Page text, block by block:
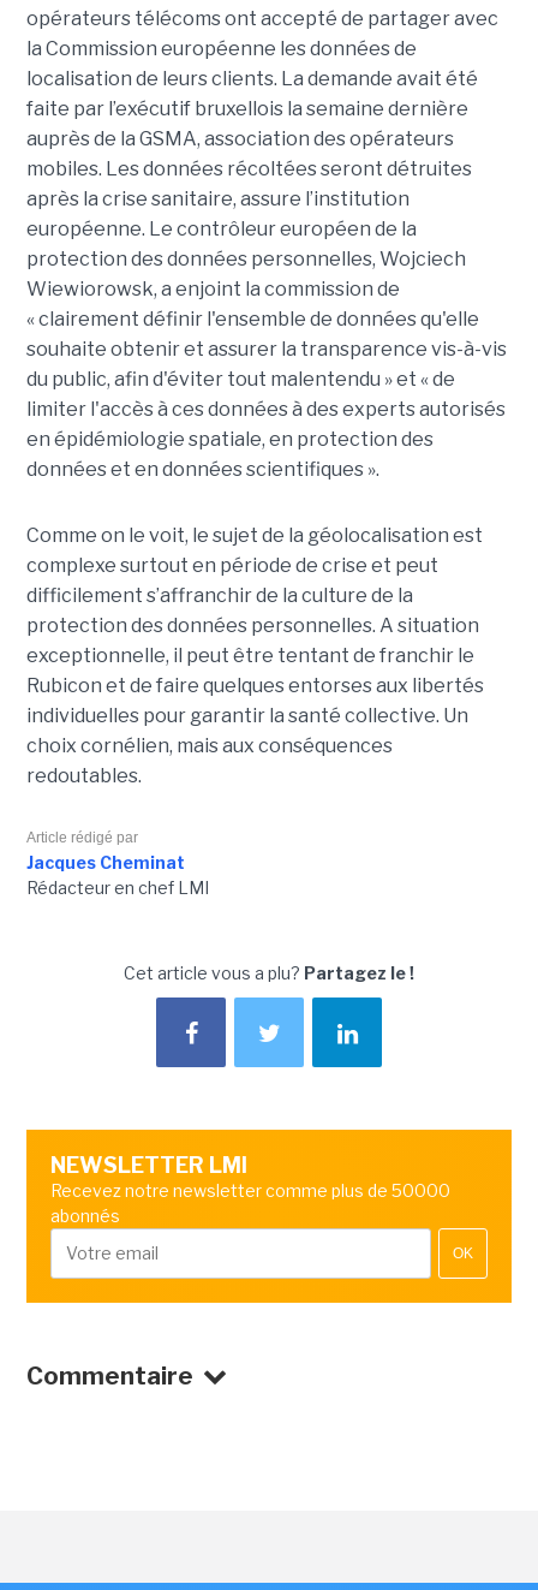
opérateurs télécoms ont accepté de partager avec
la Commission européenne les données de
localisation de leurs clients. La demande avait été
faite par l’exécutif bruxellois la semaine dernière
auprès de la GSMA, association des opérateurs
mobiles. Les données récoltées seront détruites
après la crise sanitaire, assure l’institution
européenne. Le contrôleur européen de la
protection des données personnelles, Wojciech
Wiewiorowsk, a enjoint la commission de
« clairement définir l'ensemble de données qu'elle
souhaite obtenir et assurer la transparence vis-à-vis
du public, afin d'éviter tout malentendu » et « de
limiter l'accès à ces données à des experts autorisés
en épidémiologie spatiale, en protection des
données et en données scientifiques ».
Comme on le voit, le sujet de la géolocalisation est
complexe surtout en période de crise et peut
difficilement s’affranchir de la culture de la
protection des données personnelles. A situation
exceptionnelle, il peut être tentant de franchir le
Rubicon et de faire quelques entorses aux libertés
individuelles pour garantir la santé collective. Un
choix cornélien, mais aux conséquences
redoutables.
Article rédigé par
Jacques Cheminat
Rédacteur en chef LMI
Cet article vous a plu? Partagez le !
NEWSLETTER LMI
Recevez notre newsletter comme plus de 50000
abonnés
OK
Commentaire